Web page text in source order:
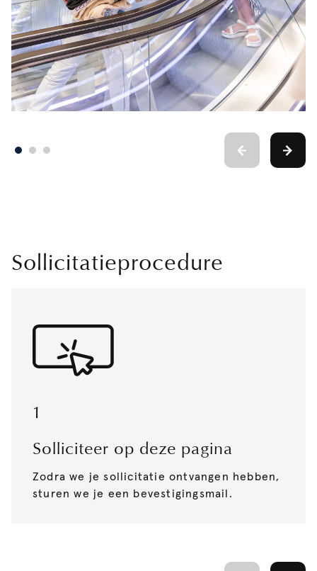
Sollicitatieprocedure
1
Solliciteer op deze pagina
Zodra we je sollicitatie ontvangen hebben,
sturen we je een bevestigingsmail.